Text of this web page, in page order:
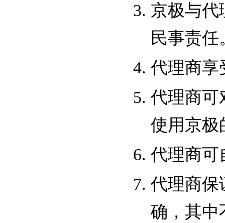
京极与代
民事责任
代理商享
代理商可
使用京极
代理商可
代理商保
确，其中